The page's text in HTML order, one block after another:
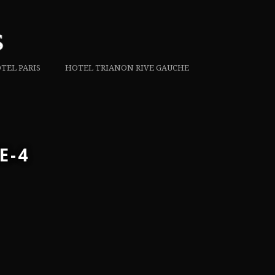
PARIS HOTEL TRIANON RIVE GAUCHE
4